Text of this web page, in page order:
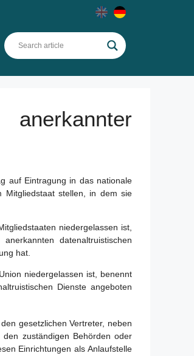
auf Eintragung in das nationale
Mitgliedstaat stellen, in dem sie
niedergelassen ist,
datenaltruistischen
hat.
niedergelassen ist, benennt
Dienste angeboten
gesetzlichen Vertreter, neben
zuständigen Behörden oder
Einrichtungen als Anlaufstelle